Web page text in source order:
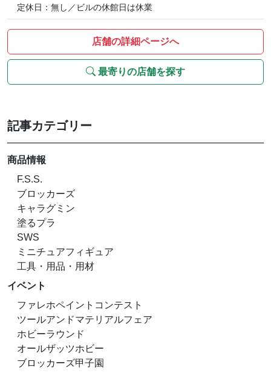
定休日：無し／ビルの休館日は休業
店舗の詳細ページへ
最寄りの店舗を探す
記事カテゴリー
商品情報
F.S.S.
ブロッカーズ
キャラグミン
塗るプラ
SWS
ミニチュアフィギュア
工具・用品・用材
イベント
ファレホペイントコンテスト
ツールアンドマテリアルフェア
ホビーラウンド
オールザッツホビー
ブロッカーズ甲子園